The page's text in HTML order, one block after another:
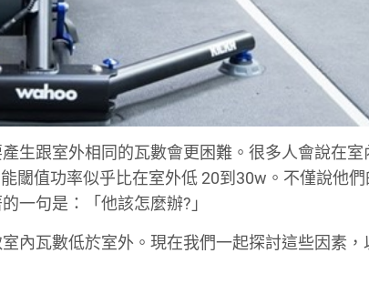
生跟室外相同的瓦數會更困難。很多人會說在室
閾值功率似乎比在室外低 20到30w。不僅說他
一句是：「他該怎麼辦?」
內瓦數低於室外。現在我們一起探討這些因素，